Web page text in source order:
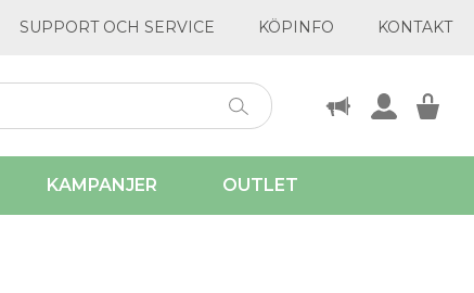
SUPPORT OCH SERVICE KÖPINFO KONTAKT
KAMPANJER OUTLET